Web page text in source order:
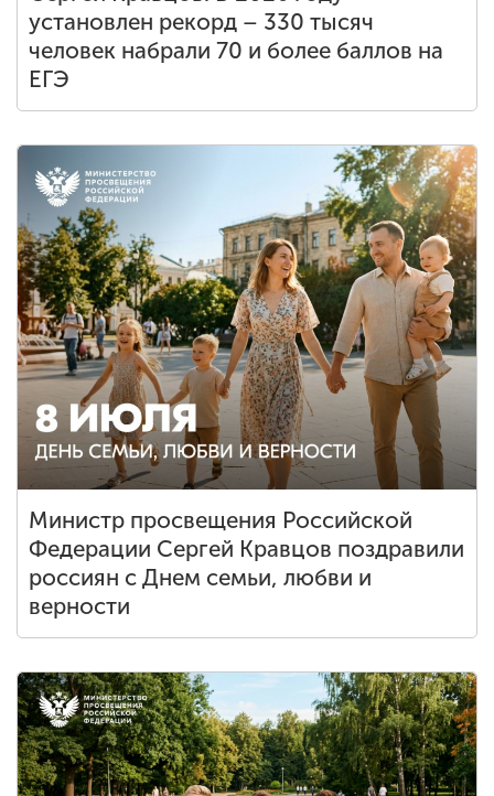
установлен рекорд – 330 тысяч
человек набрали 70 и более баллов на
ЕГЭ
Министр просвещения Российской
Федерации Сергей Кравцов поздравили
россиян с Днем семьи, любви и
верности